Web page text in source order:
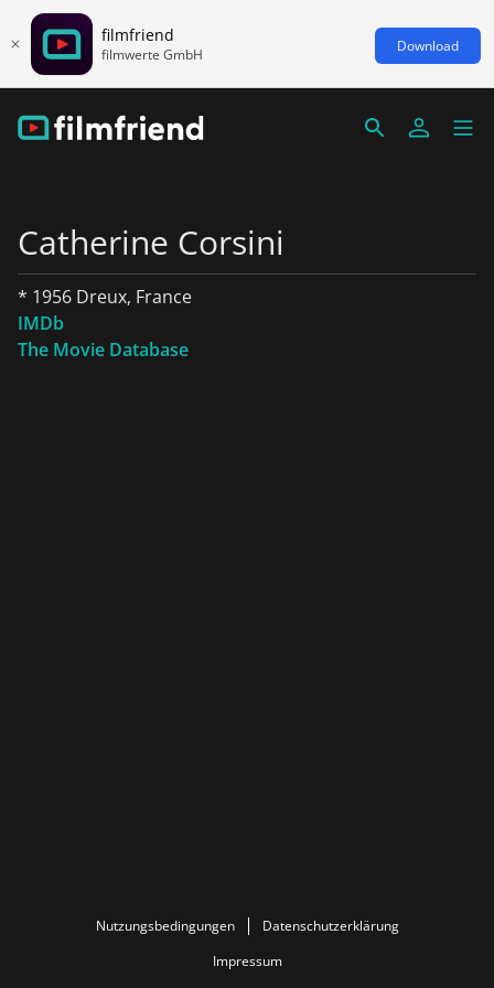
filmfriend
filmwerte GmbH Download
Catherine Corsini
* 1956 Dreux, France
IMDb
The Movie Database
Nutzungsbedingungen
Datenschutzerklärung
Impressum